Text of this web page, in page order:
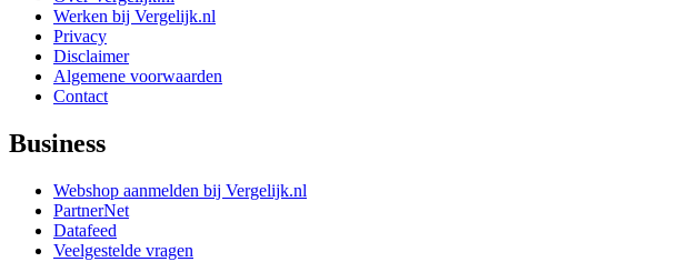
Werken bij Vergelijk.nl
Privacy
Disclaimer
Algemene voorwaarden
Contact
Business
Webshop aanmelden bij Vergelijk.nl
PartnerNet
Datafeed
Veelgestelde vragen